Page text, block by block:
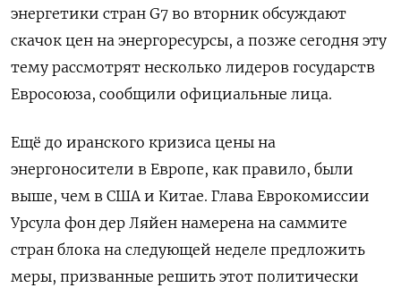
энергетики стран G7 во вторник обсуждают
скачок цен на энергоресурсы, а позже сегодня эту
тему рассмотрят несколько лидеров государств
Евросоюза, сообщили ‌официальные лица.
Ещё до иранского кризиса цены на
энергоносители в Европе, как правило, были
выше, чем в США и Китае. Глава Еврокомиссии
Урсула фон дер ​Ляйен намерена на саммите ​
стран блока ​на следующей неделе предложить
⁠меры, призванные решить этот политически